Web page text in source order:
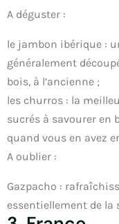
A déguster :
le jambon ibérique :
généralement
bois, à l’ancienne ;
les churros : la
sucrés à savourer en
quand vous en avez
A oublier :
Gazpacho :
essentiellement de la